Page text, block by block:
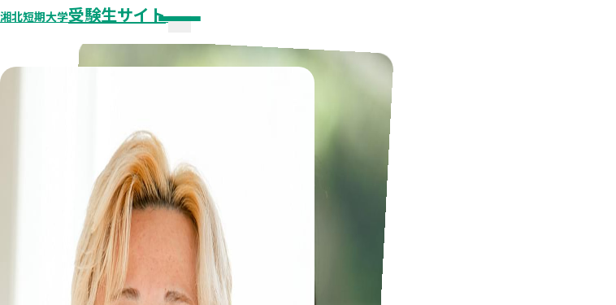
湘北短期大学受験生サイト
😳 オープンキャンパス
オープンキャンパス
個別見学・相談